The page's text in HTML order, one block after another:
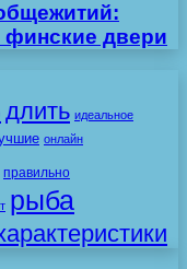
финские двери
длить идеальное
онлайн
правильно
рыба